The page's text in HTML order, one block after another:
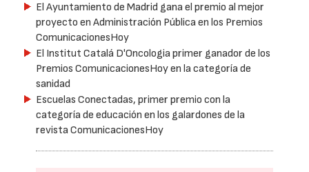
El Ayuntamiento de Madrid gana el premio al mejor
proyecto en Administración Pública en los Premios
ComunicacionesHoy
El Institut Catalá D'Oncologia primer ganador de los
Premios ComunicacionesHoy en la categoría de
sanidad
Escuelas Conectadas, primer premio con la
categoría de educación en los galardones de la
revista ComunicacionesHoy